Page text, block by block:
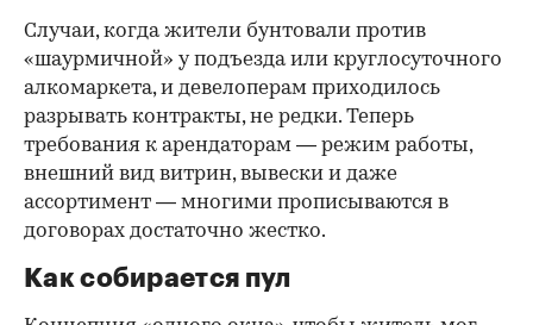
Случаи, когда жители бунтовали против
«шаурмичной» у подъезда или круглосуточного
алкомаркета, и девелоперам приходилось
разрывать контракты, не редки. Теперь
требования к арендаторам — режим работы,
внешний вид витрин, вывески и даже
ассортимент — многими прописываются в
договорах достаточно жестко.
Как собирается пул